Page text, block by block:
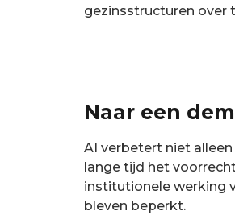
gezinsstructuren over
Naar een
AI verbetert niet
lange tijd het
institutionele werking
bleven beperkt.